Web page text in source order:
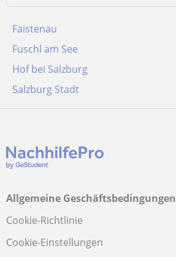
Faistenau
Fuschl am See
Hof bei Salzburg
Salzburg Stadt
Allgemeine Geschäftsbedingungen
Cookie-Richtlinie
Cookie-Einstellungen